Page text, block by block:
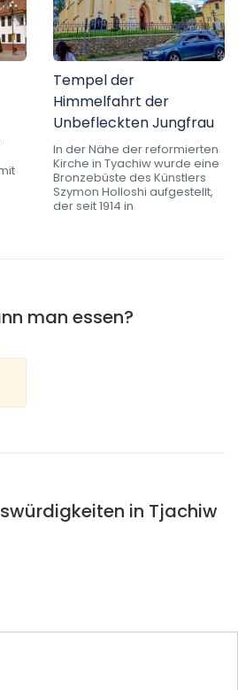
Tempel der
Himmelfahrt der
Unbefleckten Jungfrau
In der Nähe der reformierten
Kirche in Tyachiw wurde eine
Bronzebüste des Künstlers
Szymon Holloshi aufgestellt,
der seit 1914 in
man essen?
in Tjachiw